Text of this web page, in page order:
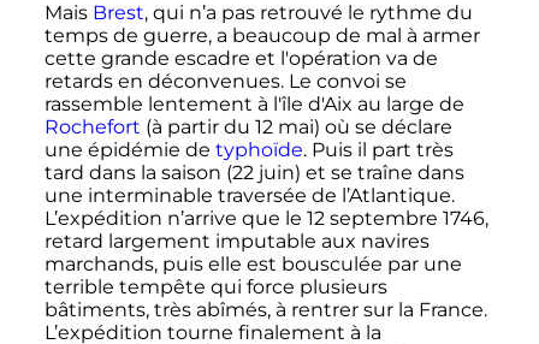
Mais Brest, qui n’a pas retrouvé le rythme du
temps de guerre, a beaucoup de mal à armer
cette grande escadre et l'opération va de
retards en déconvenues. Le convoi se
rassemble lentement à l'île d'Aix au large de
Rochefort (à partir du 12 mai) où se déclare
une épidémie de typhoïde. Puis il part très
tard dans la saison (22 juin) et se traîne dans
une interminable traversée de l’Atlantique.
L’expédition n’arrive que le 12 septembre 1746,
retard largement imputable aux navires
marchands, puis elle est bousculée par une
terrible tempête qui force plusieurs
bâtiments, très abîmés, à rentrer sur la France.
L’expédition tourne finalement à la